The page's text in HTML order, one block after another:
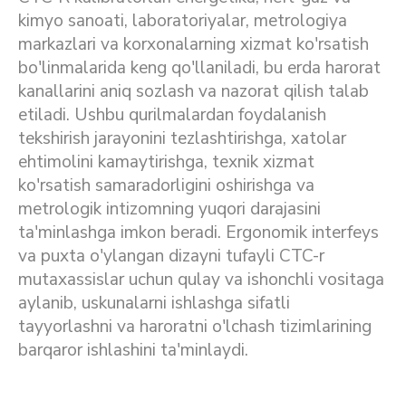
kimyo sanoati, laboratoriyalar, metrologiya
markazlari va korxonalarning xizmat ko'rsatish
bo'linmalarida keng qo'llaniladi, bu erda harorat
kanallarini aniq sozlash va nazorat qilish talab
etiladi. Ushbu qurilmalardan foydalanish
tekshirish jarayonini tezlashtirishga, xatolar
ehtimolini kamaytirishga, texnik xizmat
ko'rsatish samaradorligini oshirishga va
metrologik intizomning yuqori darajasini
ta'minlashga imkon beradi. Ergonomik interfeys
va puxta o'ylangan dizayni tufayli CTC-r
mutaxassislar uchun qulay va ishonchli vositaga
aylanib, uskunalarni ishlashga sifatli
tayyorlashni va haroratni o'lchash tizimlarining
barqaror ishlashini ta'minlaydi.